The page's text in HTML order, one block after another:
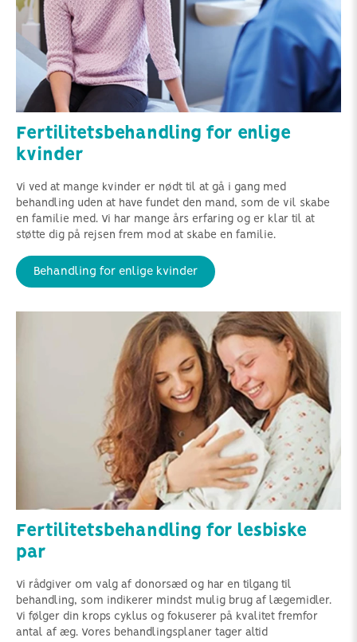
Fertilitetsbehandling for enlige
kvinder
Vi ved at mange kvinder er nødt til at gå i gang med
behandling uden at have fundet den mand, som de vil skabe
en familie med. Vi har mange års erfaring og er klar til at
støtte dig på rejsen frem mod at skabe en familie.
Behandling for enlige kvinder
Fertilitetsbehandling for lesbiske
par
Vi rådgiver om valg af donorsæd og har en tilgang til
behandling, som indikerer mindst mulig brug af lægemidler.
Vi følger din krops cyklus og fokuserer på kvalitet fremfor
antal af æg. Vores behandlingsplaner tager altid